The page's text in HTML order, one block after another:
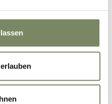
eingegebenen
durch den
zum
meiner Anfrage auf
erfolgt.